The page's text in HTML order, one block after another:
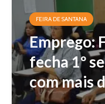
FEIRA DE SANTANA
Emprego:
fecha 1º
com mais